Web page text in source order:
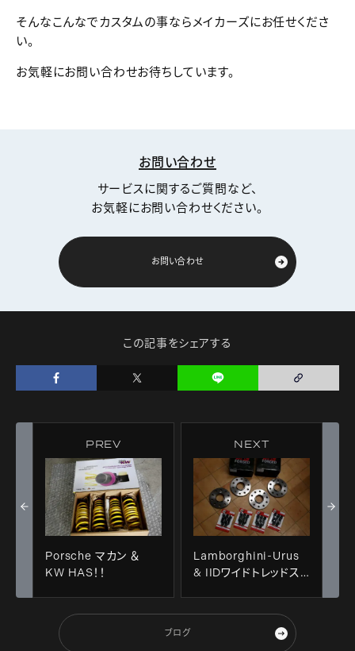
そんなこんなでカスタムの事ならメイカーズにお任せくださ
い。
お気軽にお問い合わせお待ちしています。
お問い合わせ
サービスに関するご質問など、
お気軽にお問い合わせください。
お問い合わせ
この記事をシェアする
PREV
Porsche マカン ＆
KW HAS！！
NEXT
Lamborghini-Urus
& IIDワイドトレッドス
ブログ